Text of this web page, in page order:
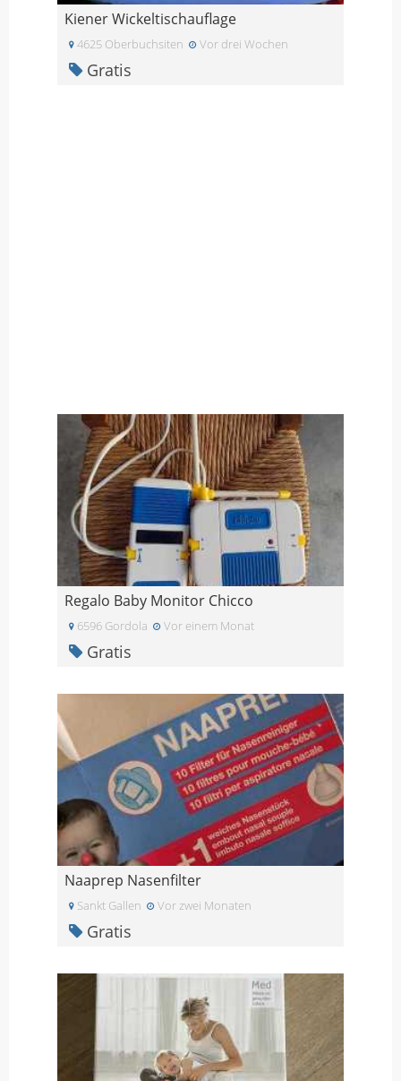
Kiener Wickeltischauflage
4625 Oberbuchsiten Vor drei Wochen
Gratis
Regalo Baby Monitor Chicco
6596 Gordola Vor einem Monat
Gratis
Naaprep Nasenfilter
Sankt Gallen Vor zwei Monaten
Gratis